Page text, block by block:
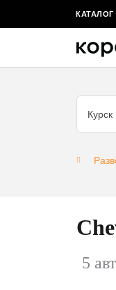
КАТАЛОГ
Курск
5